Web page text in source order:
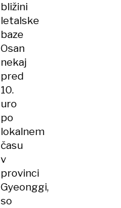
bližini
letalske
baze
Osan
nekaj
pred
10.
uro
po
lokalnem
času
v
provinci
Gyeonggi,
so